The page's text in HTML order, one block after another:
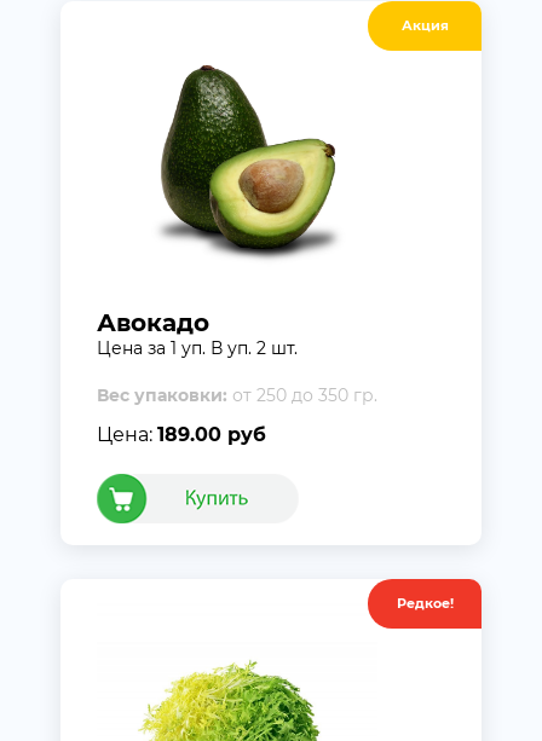
Акция
Авокадо
Цена за 1 уп. В уп. 2 шт.
Вес упаковки: от 250 до 350 гр.
Цена: 189.00 руб
Редкое!